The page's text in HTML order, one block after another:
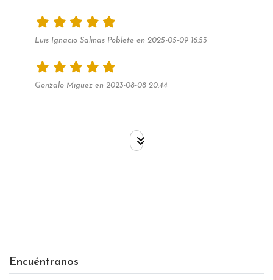
Luis Ignacio Salinas Poblete en 2025-05-09 16:53
Gonzalo Miguez en 2023-08-08 20:44
Encuéntranos